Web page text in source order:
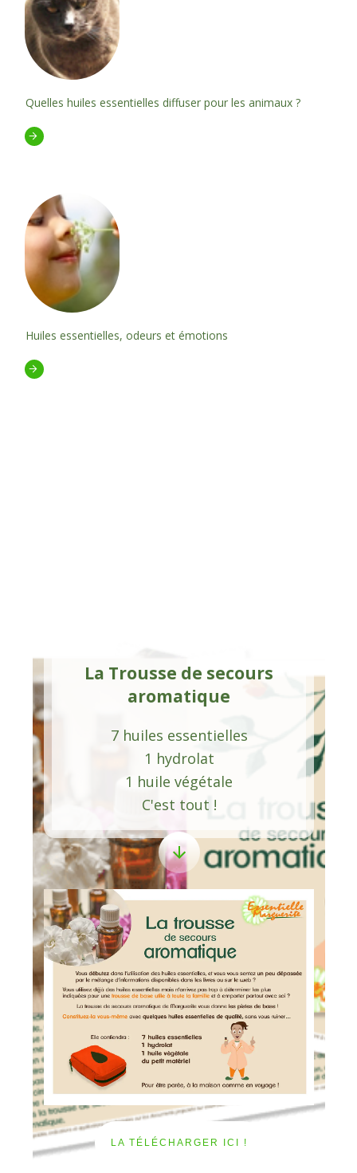
Quelles huiles essentielles diffuser pour les animaux ?
Huiles essentielles, odeurs et émotions
La Trousse de secours
aromatique
7 huiles essentielles
1 hydrolat
1 huile végétale
C'est tout !
LA TÉLÉCHARGER ICI !